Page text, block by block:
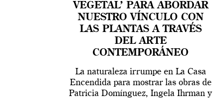
VEGETAL’ PARA ABORDAR
NUESTRO VÍNCULO CON
LAS PLANTAS A TRAVÉS
DEL ARTE
CONTEMPORÁNEO
La naturaleza irrumpe en La Casa
Encendida para mostrar las obras de
Patricia Domínguez, Ingela Ihrman y